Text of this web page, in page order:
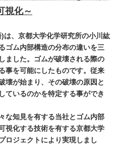
視化～
)は、京都大学化学研究所の小川紘
ゴム内部構造の分布の違いを三
ました。ゴムが破壊される際の
事を可能にしたものです。従来
壊が始まり、その破壊の原因と
ているのかを特定する事ができ
な知見を有する当社とゴム内部
視化する技術を有する京都大学
ロジェクトにより実現しまし